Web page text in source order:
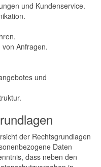
und Kundenservice.
Anfragen.
und
der Rechtsgrundlagen
Daten
dass neben den